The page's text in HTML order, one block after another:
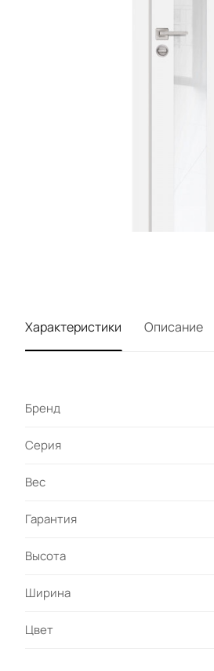
Характеристики Описание
Бренд
Серия
Вес
Гарантия
Высота
Ширина
Цвет